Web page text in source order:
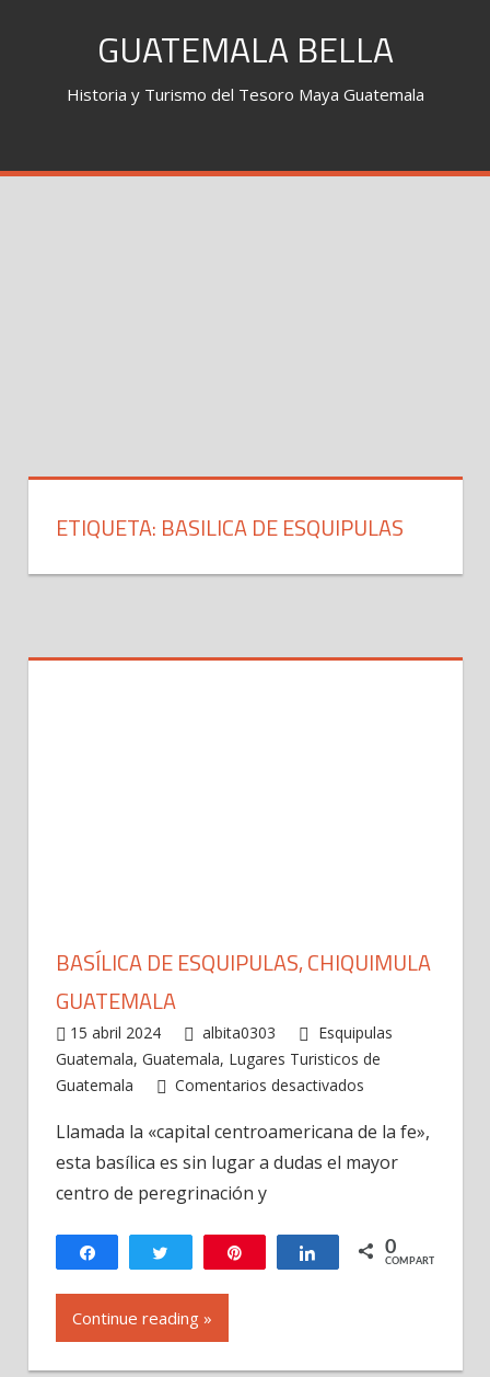
GUATEMALA BELLA
Historia y Turismo del Tesoro Maya Guatemala
ETIQUETA: BASILICA DE ESQUIPULAS
BASÍLICA DE ESQUIPULAS, CHIQUIMULA
GUATEMALA
15 abril 2024 albita0303
Esquipulas
Guatemala, Guatemala, Lugares Turisticos de
Guatemala
Comentarios desactivados
de
Esquipulas,
Llamada la «capital centroamericana de la fe»,
esta basílica es sin lugar a dudas el mayor
centro de peregrinación y
Compartir Twittear Compartir
0
COMPARTIR
Continue reading »